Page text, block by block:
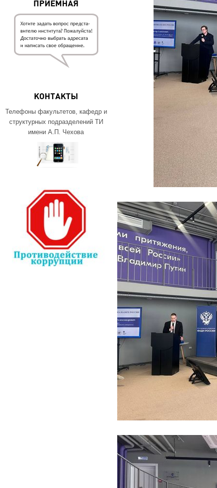
ПРИЕМНАЯ
КОНТАКТЫ
Телефоны факультетов, кафедр и
структурных подразделений ТИ
имени А.П. Чехова